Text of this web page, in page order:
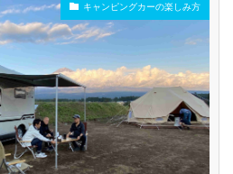
車多数あり
キャンプ道具貸し
出し有り
ンペーン開催
中
長期割引
早割
キャンピングカーの楽しみ方